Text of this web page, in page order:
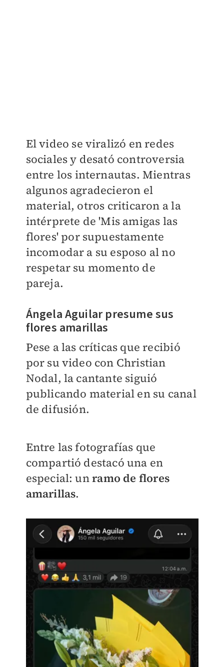
El video se viralizó en redes
sociales y desató controversia
entre los internautas. Mientras
algunos agradecieron el
material, otros criticaron a la
intérprete de 'Mis amigas las
flores' por supuestamente
incomodar a su esposo al no
respetar su momento de
pareja.
Ángela Aguilar presume sus
flores amarillas
Pese a las críticas que recibió
por su video con Christian
Nodal, la cantante siguió
publicando material en su canal
de difusión.
Entre las fotografías que
compartió destacó una en
especial: unramo de flores
amarillas.